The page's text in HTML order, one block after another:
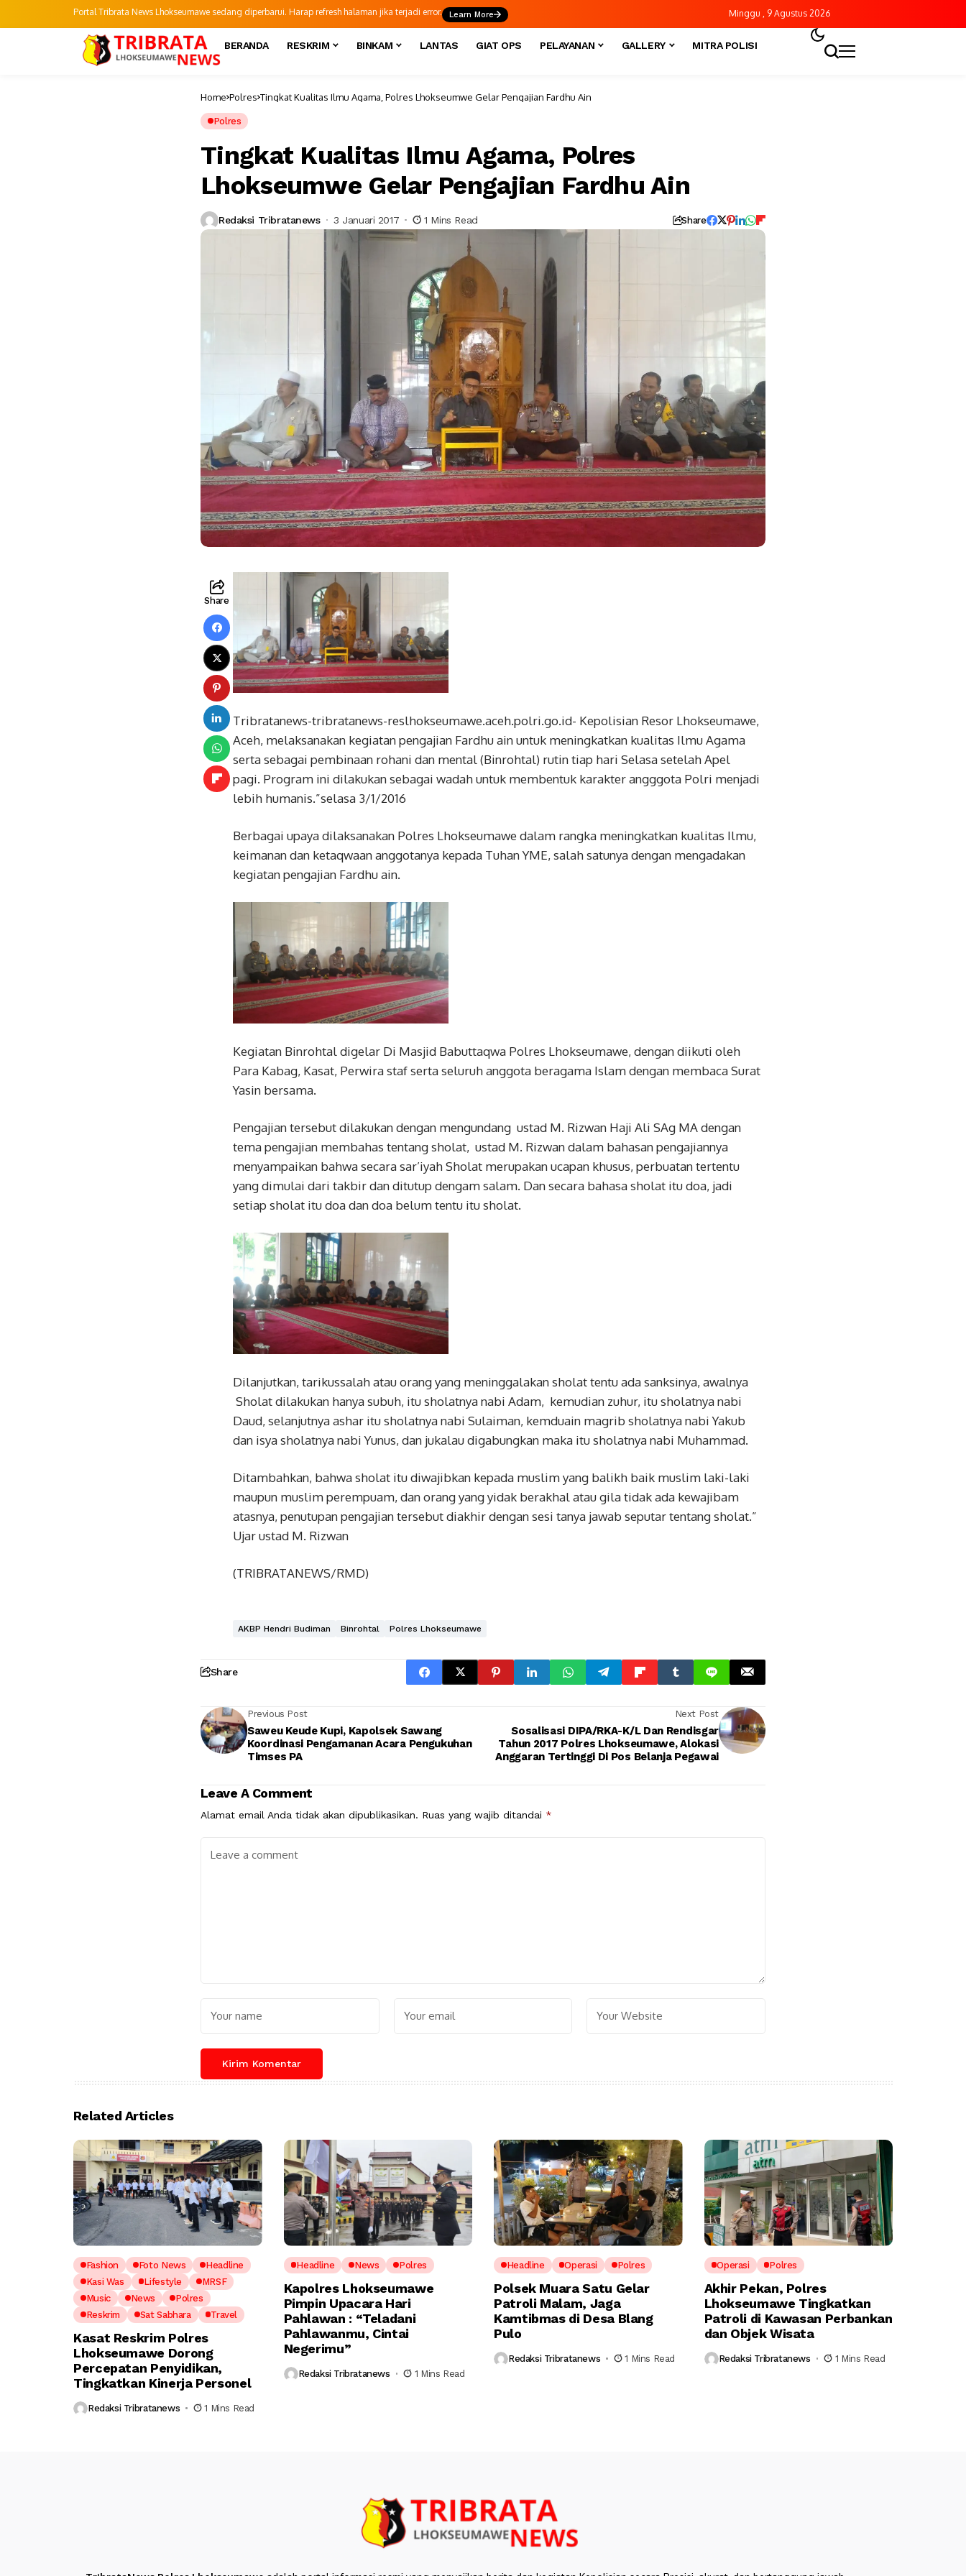
Portal Tribrata News Lhokseumawe sedang diperbarui. Harap refresh halaman jika terjadi error. Learn More Minggu , 9 Agustus 2026
BERANDA RESKRIM BINKAM LANTAS GIAT OPS PELAYANAN GALLERY MITRA POLISI
Home Polres Tingkat Kualitas Ilmu Agama, Polres Lhokseumwe Gelar Pengajian Fardhu Ain
Polres
Tingkat Kualitas Ilmu Agama, Polres
Lhokseumwe Gelar Pengajian Fardhu Ain
Redaksi Tribratanews 3 Januari 2017 1 Mins Read Share
Share
Tribratanews-tribratanews-reslhokseumawe.aceh.polri.go.id- Kepolisian Resor Lhokseumawe,
Aceh, melaksanakan kegiatan pengajian Fardhu ain untuk meningkatkan kualitas Ilmu Agama
serta sebagai pembinaan rohani dan mental (Binrohtal) rutin tiap hari Selasa setelah Apel
pagi. Program ini dilakukan sebagai wadah untuk membentuk karakter angggota Polri menjadi
lebih humanis.”selasa 3/1/2016
Berbagai upaya dilaksanakan Polres Lhokseumawe dalam rangka meningkatkan kualitas Ilmu,
keimanan dan ketaqwaan anggotanya kepada Tuhan YME, salah satunya dengan mengadakan
kegiatan pengajian Fardhu ain.
Kegiatan Binrohtal digelar Di Masjid Babuttaqwa Polres Lhokseumawe, dengan diikuti oleh
Para Kabag, Kasat, Perwira staf serta seluruh anggota beragama Islam dengan membaca Surat
Yasin bersama.
Pengajian tersebut dilakukan dengan mengundang ustad M. Rizwan Haji Ali SAg MA dengan
tema pengajian membahas tentang sholat, ustad M. Rizwan dalam bahasan pengajiannya
menyampaikan bahwa secara sar’iyah Sholat merupakan ucapan khusus, perbuatan tertentu
yang dimulai dari takbir dan ditutup dengam salam. Dan secara bahasa sholat itu doa, jadi
setiap sholat itu doa dan doa belum tentu itu sholat.
Dilanjutkan, tarikussalah atau orang yang meninggalakan sholat tentu ada sanksinya, awalnya
Sholat dilakukan hanya subuh, itu sholatnya nabi Adam, kemudian zuhur, itu sholatnya nabi
Daud, selanjutnya ashar itu sholatnya nabi Sulaiman, kemduain magrib sholatnya nabi Yakub
dan isya sholatnya nabi Yunus, dan jukalau digabungkan maka itu sholatnya nabi Muhammad.
Ditambahkan, bahwa sholat itu diwajibkan kepada muslim yang balikh baik muslim laki-laki
maupun muslim perempuam, dan orang yang yidak berakhal atau gila tidak ada kewajibam
atasnya, penutupan pengajian tersebut diakhir dengan sesi tanya jawab seputar tentang sholat.”
Ujar ustad M. Rizwan
(TRIBRATANEWS/RMD)
AKBP Hendri Budiman Binrohtal Polres Lhokseumawe
Share
Previous Post
Saweu Keude Kupi, Kapolsek Sawang
Koordinasi Pengamanan Acara Pengukuhan
Timses PA
Next Post
Sosalisasi DIPA/RKA-K/L Dan Rendisgar
Tahun 2017 Polres Lhokseumawe, Alokasi
Anggaran Tertinggi Di Pos Belanja Pegawai
Leave A Comment
Alamat email Anda tidak akan dipublikasikan. Ruas yang wajib ditandai *
Related Articles
Fashion Foto News
Headline
Kasi Was
Lifestyle
MRSF
Music
News
Polres
Reskrim
Sat Sabhara Travel
Kasat Reskrim Polres
Lhokseumawe Dorong
Percepatan Penyidikan,
Tingkatkan Kinerja Personel
Redaksi Tribratanews 1 Mins Read
Headline News Polres
Kapolres Lhokseumawe
Pimpin Upacara Hari
Pahlawan : “Teladani
Pahlawanmu, Cintai
Negerimu”
Redaksi Tribratanews 1 Mins Read
Headline Operasi Polres
Polsek Muara Satu Gelar
Patroli Malam, Jaga
Kamtibmas di Desa Blang
Pulo
Redaksi Tribratanews 1 Mins Read
Operasi Polres
Akhir Pekan, Polres
Lhokseumawe Tingkatkan
Patroli di Kawasan Perbankan
dan Objek Wisata
Redaksi Tribratanews 1 Mins Read